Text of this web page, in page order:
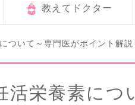
教えてドクター
ついて～専門医がポイント解説
活栄養素につ